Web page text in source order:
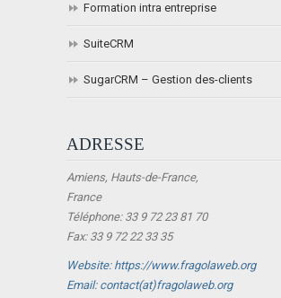
Formation intra entreprise
SuiteCRM
SugarCRM – Gestion des-clients
ADRESSE
Amiens, Hauts-de-France,
France
Téléphone: 33 9 72 23 81 70
Fax: 33 9 72 22 33 35
Website: https://www.fragolaweb.org
Email: contact(at)fragolaweb.org